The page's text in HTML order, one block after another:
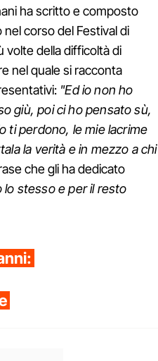
ha scritto e composto
corso del Festival di
volte della difficoltà di
nel quale si racconta
"Ed io non ho
giù, poi ci ho pensato sù,
ti perdono, le mie lacrime
la verità e in mezzo a chi
che gli ha dedicato
lo stesso e per il resto